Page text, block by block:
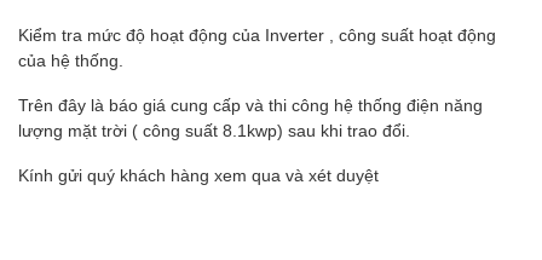
Kiểm tra mức độ hoạt động của Inverter , công suất hoạt động
của hệ thống.
Trên đây là báo giá cung cấp và thi công hệ thống điện năng
lượng mặt trời ( công suất 8.1kwp) sau khi trao đổi.
Kính gửi quý khách hàng xem qua và xét duyệt